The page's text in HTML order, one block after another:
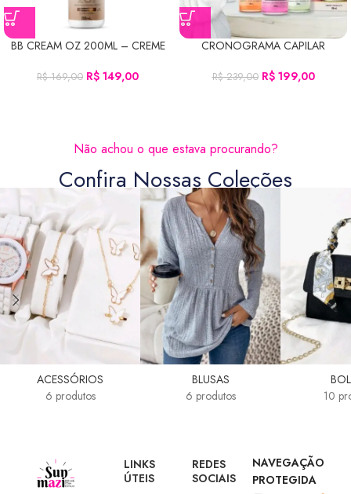
BB CREAM OZ 200ML – CREME
R$169,00 R$ 149,00
CRONOGRAMA CAPILAR
R$239,00 R$199,00
Não achou o que estava procurando?
Confira Nossas Coleções
ACESSÓRIOS
6 produtos
BLUSAS
6 produtos
10
LINKS
ÚTEIS
REDES
SOCIAIS
NAVEGAÇÃO
PROTEGIDA